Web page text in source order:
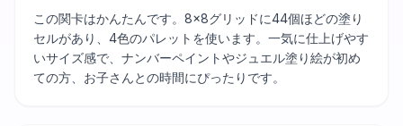
この関卡はかんたんです。8×8グリッドに44個ほどの塗り
セルがあり、4色のパレットを使います。一気に仕上げやす
いサイズ感で、ナンバーペイントやジュエル塗り絵が初め
ての方、お子さんとの時間にぴったりです。